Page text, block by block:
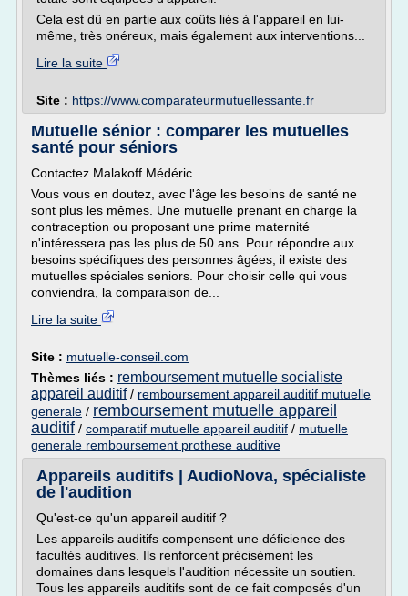
Cela est dû en partie aux coûts liés à l'appareil en lui-
même, très onéreux, mais également aux interventions...
Lire la suite
Site : https://www.comparateurmutuellessante.fr
Mutuelle sénior : comparer les mutuelles
santé pour séniors
Contactez Malakoff Médéric
Vous vous en doutez, avec l'âge les besoins de santé ne
sont plus les mêmes. Une mutuelle prenant en charge la
contraception ou proposant une prime maternité
n'intéressera pas les plus de 50 ans. Pour répondre aux
besoins spécifiques des personnes âgées, il existe des
mutuelles spéciales seniors. Pour choisir celle qui vous
conviendra, la comparaison de...
Lire la suite
Site : mutuelle-conseil.com
Thèmes liés : remboursement mutuelle socialiste
appareil auditif/ remboursement appareil auditif mutuelle
generale / remboursement mutuelle appareil
auditif / comparatif mutuelle appareil auditif / mutuelle
generale remboursement prothese auditive
Appareils auditifs | AudioNova, spécialiste
de l'audition
Qu'est-ce qu'un appareil auditif ?
Les appareils auditifs compensent une déficience des
facultés auditives. Ils renforcent précisément les
domaines dans lesquels l'audition nécessite un soutien.
Tous les appareils auditifs sont de ce fait composés d'un